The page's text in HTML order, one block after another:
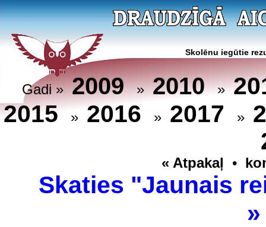
Skolēnu iegūtie
Gadi »2009 »2010 »
2015
» 2016 » 2017 »
« Atpakaļ •
Skaties "Jaunais